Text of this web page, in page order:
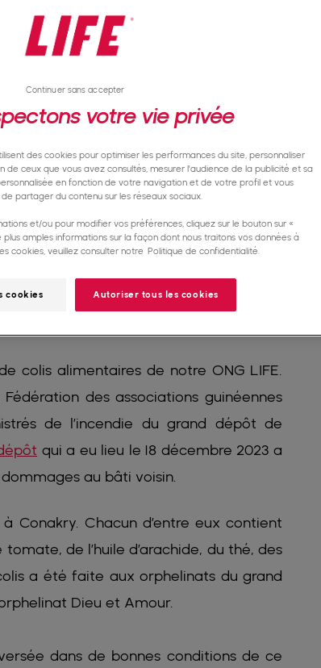
colis alimentaires de notre ONG LIFE.
des associations guinéennes
de l’incendie du grand dépôt de
qui a eu lieu le 18 décembre 2023 a
au bâti voisin.
Conakry. Chacun d’entre eux contient
de l’huile d’arachide, du thé, des
a été faite aux orphelinats du grand
Dieu et Amour.
dans de bonnes conditions de ce
votre vie privée
des cookies pour optimiser les performances du site, personnaliser
de ceux que vous avez consultés, mesurer l'audience de la publicité et sa
en fonction de votre navigation et de votre profil et vous
partager du contenu sur les réseaux sociaux.
et/ou pour modifier vos préférences, cliquez sur le bouton sur «
amples informations sur la façon dont nous traitons vos données à
cookies, veuillez consulter notre Politique de confidentialité.
cookies Autoriser tous les cookies
Continuer sans accepter